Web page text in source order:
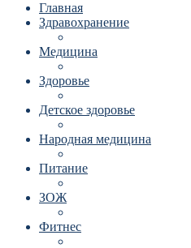
Главная
Здравохранение
Медицина
Здоровье
Детское здоровье
Народная медицина
Питание
ЗОЖ
Фитнес